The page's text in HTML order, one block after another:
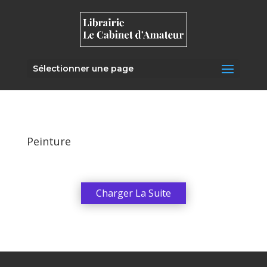
Sélectionner une page
Peinture
Charger La Suite